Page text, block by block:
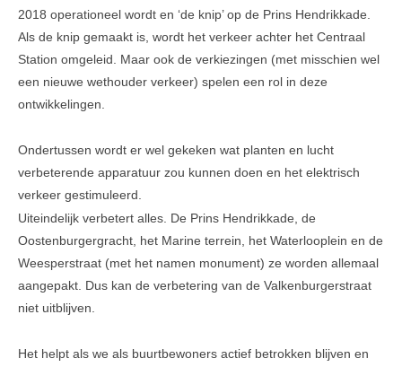
VVE Parkeergarage
Ander nieuws
2018 operationeel wordt en ‘de knip’ op de Prins Hendrikkade.
Als de knip gemaakt is, wordt het verkeer achter het Centraal
Station omgeleid. Maar ook de verkiezingen (met misschien wel
een nieuwe wethouder verkeer) spelen een rol in deze
ontwikkelingen.
Ondertussen wordt er wel gekeken wat planten en lucht
verbeterende apparatuur zou kunnen doen en het elektrisch
verkeer gestimuleerd.
Uiteindelijk verbetert alles. De Prins Hendrikkade, de
Oostenburgergracht, het Marine terrein, het Waterlooplein en de
Weesperstraat (met het namen monument) ze worden allemaal
aangepakt. Dus kan de verbetering van de Valkenburgerstraat
niet uitblijven.
Het helpt als we als buurtbewoners actief betrokken blijven en